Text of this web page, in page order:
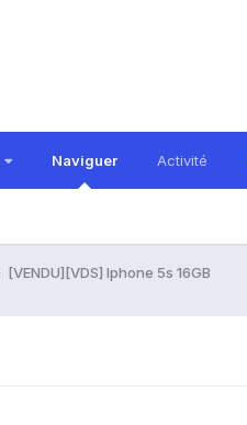
Naviguer Activité
[VENDU][VDS] Iphone 5s 16GB